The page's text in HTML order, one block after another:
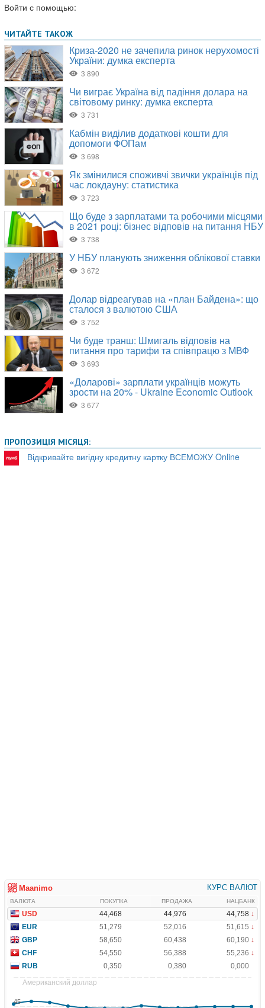
Войти с помощью:
ПРОПОЗИЦІЯ МІСЯЦЯ:
Відкривайте вигідну кредитну картку ВСЕМОЖУ Online